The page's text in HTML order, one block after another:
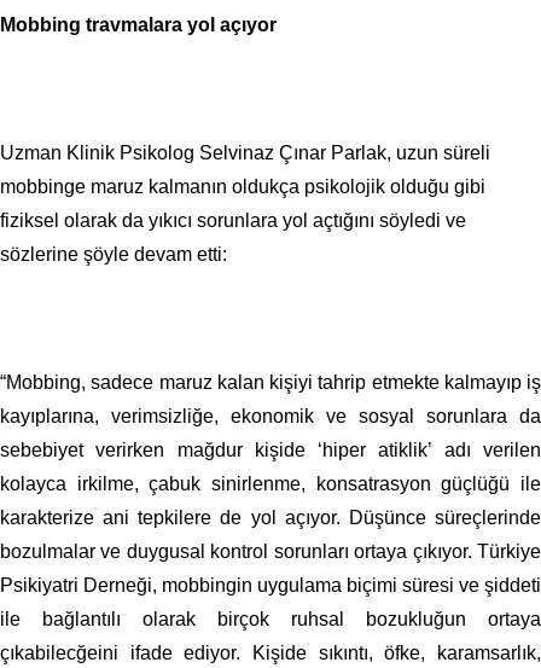
Mobbing travmalara yol açıyor
Uzman Klinik Psikolog Selvinaz Çınar Parlak, uzun süreli
mobbinge maruz kalmanın oldukça psikolojik olduğu gibi
fiziksel olarak da yıkıcı sorunlara yol açtığını söyledi ve
sözlerine şöyle devam etti:
“Mobbing, sadece maruz kalan kişiyi tahrip etmekte kalmayıp iş
kayıplarına, verimsizliğe, ekonomik ve sosyal sorunlara da
sebebiyet verirken mağdur kişide ‘hiper atiklik’ adı verilen
kolayca irkilme, çabuk sinirlenme, konsatrasyon güçlüğü ile
karakterize ani tepkilere de yol açıyor. Düşünce süreçlerinde
bozulmalar ve duygusal kontrol sorunları ortaya çıkıyor. Türkiye
Psikiyatri Derneği, mobbingin uygulama biçimi süresi ve şiddeti
ile bağlantılı olarak birçok ruhsal bozukluğun ortaya
çıkabilecğeini ifade ediyor. Kişide sıkıntı, öfke, karamsarlık,